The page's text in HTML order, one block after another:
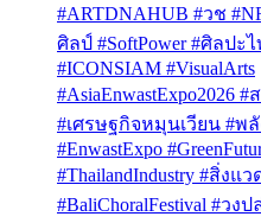
#ARTDNAHUB #วช
ศิลป์ #SoftPower #ศิลป
#ICONSIAM #VisualArts
#AsiaEnwastExpo2026
#เศรษฐกิจหมุนเวียน #พ
#EnwastExpo
#ThailandIndustry #สิ่งแ
#BaliChoralFestival #วง